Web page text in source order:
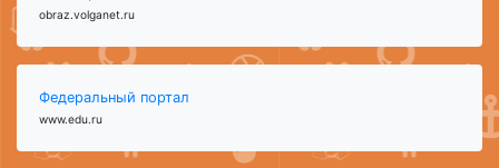
obraz.volganet.ru
Федеральный портал
www.edu.ru